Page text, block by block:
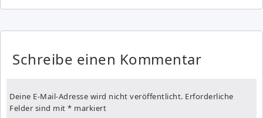
Schreibe einen Kommentar
Deine E-Mail-Adresse wird nicht veröffentlicht. Erforderliche
Felder sind mit * markiert